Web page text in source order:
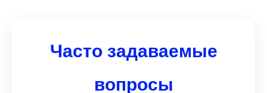
Часто задаваемые
вопросы